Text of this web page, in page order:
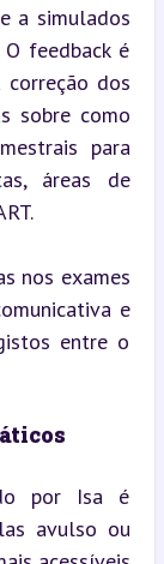
a simulados
feedback é
correção dos
sobre como
para
áreas de
nos exames
e
entre o
por Isa é
avulso ou